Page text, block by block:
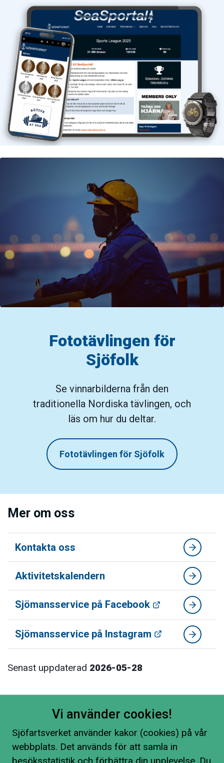
Fototävlingen för
Sjöfolk
Se vinnarbilderna från den
traditionella Nordiska tävlingen, och
läs om hur du deltar.
Fototävlingen för Sjöfolk
Mer om oss
Kontakta oss
Aktivitetskalendern
Sjömansservice på Facebook
Sjömansservice på Instagram
Senast uppdaterad 2026-05-28
Vi använder cookies!
Sjöfartsverket använder kakor (cookies) på vår
webbplats. Det används för att samla in